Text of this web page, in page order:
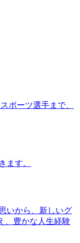
ポーツ選手まで、
ます。
いから、新しいグ
、豊かな人生経験